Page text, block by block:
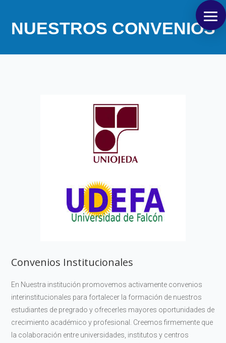
NUESTROS CONVENIOS
Convenios Institucionales
En Nuestra institución promovemos activamente convenios
interinstitucionales para fortalecer la formación de nuestros
estudiantes de pregrado y ofrecerles mayores oportunidades de
crecimiento académico y profesional. Creemos firmemente que
la colaboración entre universidades, institutos y centros